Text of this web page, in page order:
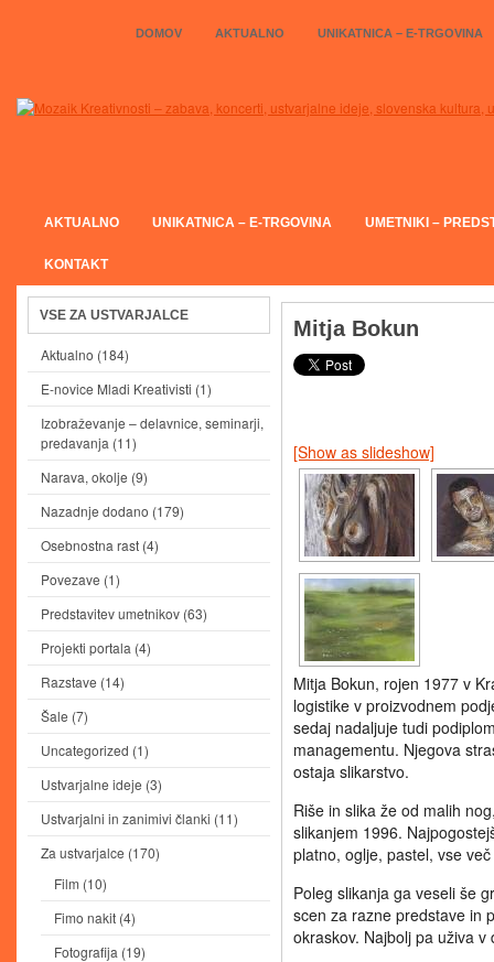
DOMOV AKTUALNO UNIKATNICA – E-TRGOVINA
AKTUALNO UNIKATNICA – E-TRGOVINA UMETNIKI –
KONTAKT
VSE ZA USTVARJALCE
Aktualno (184)
E-novice Mladi Kreativisti (1)
Izobraževanje – delavnice, seminarji,
predavanja (11)
Narava, okolje (9)
Nazadnje dodano (179)
Osebnostna rast (4)
Povezave (1)
Predstavitev umetnikov (63)
Projekti portala (4)
Razstave (14)
Šale (7)
Uncategorized (1)
Ustvarjalne ideje (3)
Ustvarjalni in zanimivi članki (11)
Za ustvarjalce (170)
Film (10)
Fimo nakit (4)
Fotografija (19)
Mitja Bokun
[Show as slideshow]
Mitja Bokun, rojen 1977 v
logistike v proizvodnem
sedaj nadaljuje tudi
managementu. Njegova
ostaja slikarstvo.
Riše in slika že od malih
slikanjem 1996.
platno, oglje, pastel, vse
Poleg slikanja ga veseli še
scen za razne predstave in
okraskov. Najbolj pa uživa